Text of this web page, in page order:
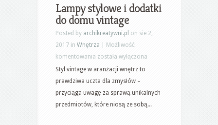
modzie?
Lampy stylowe i dodatki
do domu vintage
Posted by archikreatywni.pl on sie 2,
2017 in Wnętrza
Możliwość
komentowania Lampy
stylowe
i
dodatki
do
została wyłączona
Styl vintage w aranżacji wnętrz to
prawdziwa uczta dla zmysłów –
przyciąga uwagę za sprawą unikalnych
przedmiotów, które niosą ze sobą...